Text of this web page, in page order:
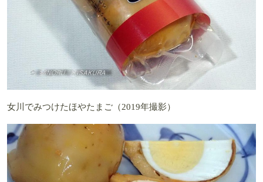
女川でみつけたほやたまご（2019年撮影）